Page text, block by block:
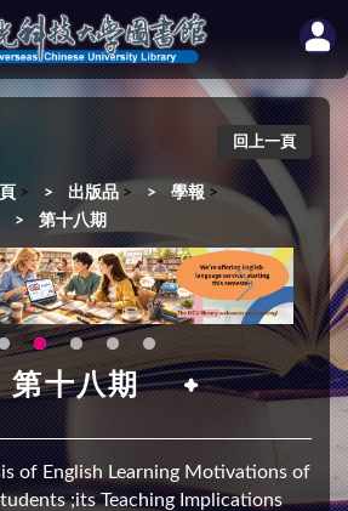
回上一頁
> 出版品 > 學報 >
第十八期
第十八期
of English Learning Motivations of
;its Teaching Implications